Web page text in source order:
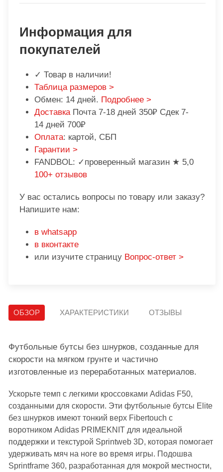
Информация для
покупателей
✓ Товар в наличии!
Таблица размеров >
Обмен: 14 дней. Подробнее >
Доставка Почта 7-18 дней 350₽ Сдек 7-
14 дней 700₽
Оплата: картой, СБП
Гарантии >
FANDBOL: ✓проверенный магазин ★ 5,0
100+ отзывов
У вас остались вопросы по товару или заказу?
Напишите нам:
в whatsapp
в вконтакте
или изучите страницу Вопрос-ответ >
ОБЗОР ХАРАКТЕРИСТИКИ ОТЗЫВЫ
Футбольные бутсы без шнурков, созданные для
скорости на мягком грунте и частично
изготовленные из переработанных материалов.
Ускорьте темп с легкими кроссовками Adidas F50,
созданными для скорости. Эти футбольные бутсы Elite
без шнурков имеют тонкий верх Fibertouch с
воротником Adidas PRIMEKNIT для идеальной
поддержки и текстурой Sprintweb 3D, которая помогает
удерживать мяч на ноге во время игры. Подошва
Sprintframe 360, разработанная для мокрой местности,